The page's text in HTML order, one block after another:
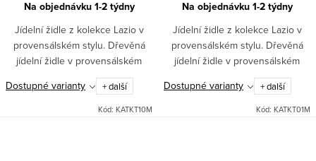
Na objednávku 1-2 týdny
Jídelní židle z kolekce Lazio v
provensálském stylu. Dřevěná
jídelní židle v provensálském
stylu v bílé barvě s čalouněným
sedákem se vyznačuje díky
bukovému dřevu velkou...
Dostupné varianty + další
Kód: KATKT10M
Na objednávku 1-2 týdny
Jídelní židle z kolekce Lazio v
provensálském stylu. Dřevěná
jídelní židle v provensálském
stylu v bílé barvě s čalouněným
sedákem se vyznačuje díky
bukovému dřevu velkou...
Dostupné varianty + další
Kód: KATKT01M